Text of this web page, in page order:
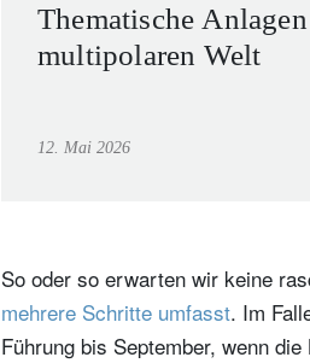
Thematische
multipolaren Welt
12. Mai 2026
So oder so erwarten wir keine
mehrere Schritte umfasst. Im
Führung bis September, wenn